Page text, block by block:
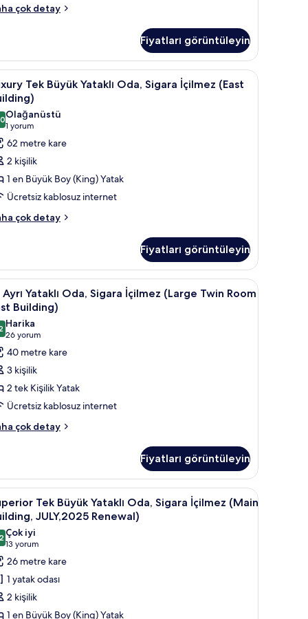
çok detay
Fiyatları görüntüleyin
kablosuz İnternet Luxury Tek Büyük Yataklı Oda, Sigara
4
Tek Büyük Yataklı Oda, Sigara İçilmez (East
/ 10
Olağanüstü
1 yorum
(1
yorum)
62 metre kare
2 kişilik
1 en Büyük Boy (King) Yatak
Ücretsiz kablosuz internet
çok detay
Fiyatları görüntüleyin
(East Building) | Kuştüyü yorgan, güneşlik/perde, ücretsiz kablosuz
Kuştüyü yorgan, güneşlik/perde, ücretsiz
6
Ayrı Yataklı Oda, Sigara İçilmez (Large Twin Room
Building)
/ 10
Harika
26 yorum
(26
yorum)
40 metre kare
3 kişilik
2 tek Kişilik Yatak
Ücretsiz kablosuz internet
çok detay
Fiyatları görüntüleyin
perde, ücretsiz kablosuz İnternet
in Grand,lounge access) | Kuştüyü yorgan, güneşlik/perde, ücretsiz
Superior Tek Büyük Yataklı Oda, Sigara
4
Tek Büyük Yataklı Oda, Sigara İçilmez (Main
JULY,2025 Renewal)
/ 10
Çok iyi
13 yorum
(13
yorum)
26 metre kare
1 yatak odası
2 kişilik
1 en Büyük Boy (King) Yatak